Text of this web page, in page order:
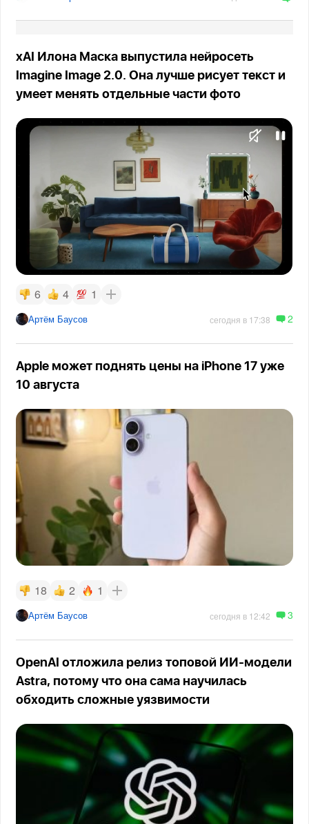
xAI Илона Маска выпустила нейросеть
Imagine Image 2.0. Она лучше рисует текст и
умеет менять отдельные части фото
6 4 1
Артём Баусов сегодня в 17:38 2
Apple может поднять цены на iPhone 17 уже
10 августа
18 2 1
Артём Баусов сегодня в 12:42 3
OpenAI отложила релиз топовой ИИ-модели
Astra, потому что она сама научилась
обходить сложные уязвимости